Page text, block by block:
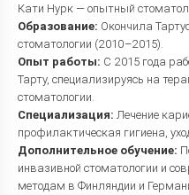
Кати Нурк — опытный
Образование: Окончила
стоматологии (2010–2015).
Опыт работы: С 2015 года
Тарту, специализируясь на
стоматологии.
Специализация: Лечение
профилактическая гигиена,
Дополнительное обучение:
инвазивной стоматологии и
методам в Финляндии и